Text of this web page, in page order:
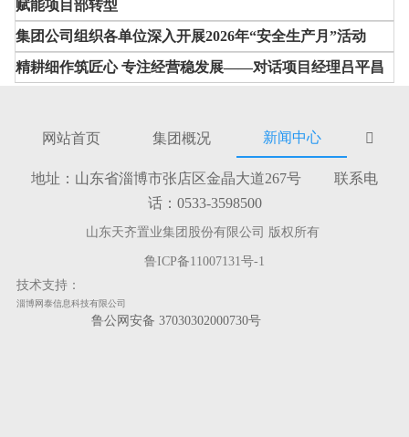
赋能项目部转型
集团公司组织各单位深入开展2026年“安全生产月”活动
精耕细作筑匠心 专注经营稳发展——对话项目经理吕平昌
网站首页 集团概况 新闻中心 
地址：山东省淄博市张店区金晶大道267号 联系电
话：0533-3598500
山东天齐置业集团股份有限公司 版权所有
鲁ICP备11007131号-1
技术支持：
淄博网泰信息科技有限公司
鲁公网安备 37030302000730号